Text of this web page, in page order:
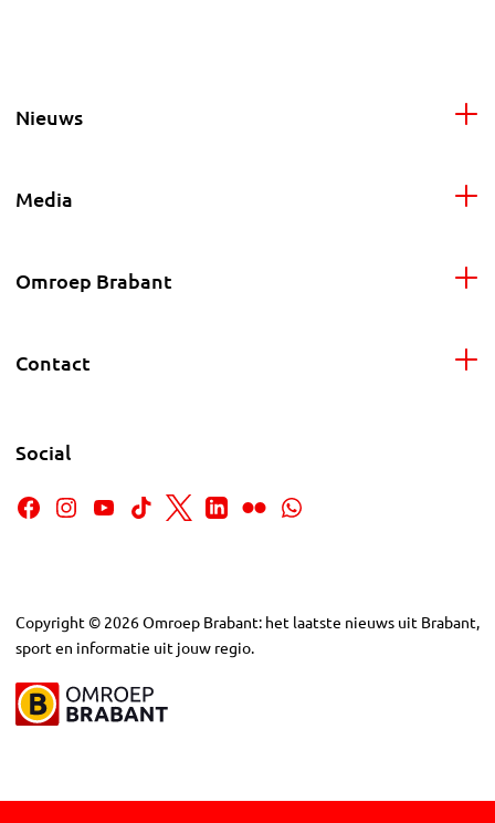
Nieuws
Media
Omroep Brabant
Contact
Social
Copyright © 2026Omroep Brabant: het laatste nieuws uit Brabant,
sport en informatie uit jouw regio.